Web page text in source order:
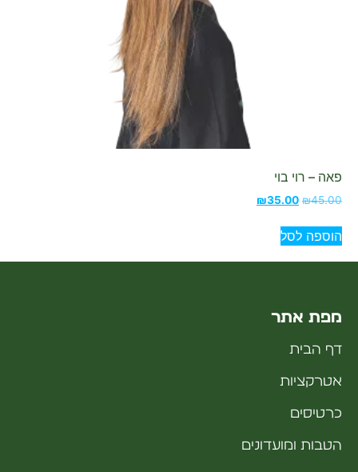
פאה – רוי בוי
₪45.00
₪35.00
הוספה לסל
מפת אתר
דף הבית
אטרקציות
כרטיסים
הטבות ומועדונים